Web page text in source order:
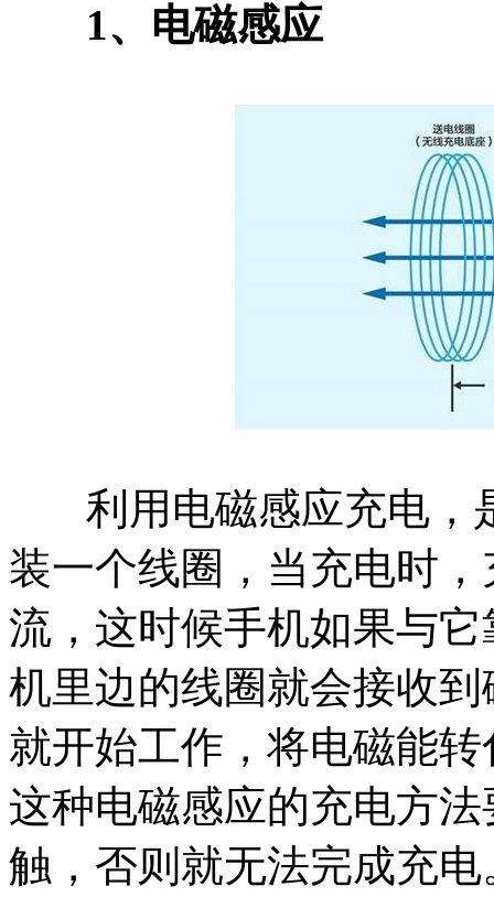
1、电磁感应
利用电磁感应充电，
装一个线圈，当充电时
流，这时候手机如果与
机里边的线圈就会接收
就开始工作，将电磁能
这种电磁感应的充电方
触，否则就无法完成充电